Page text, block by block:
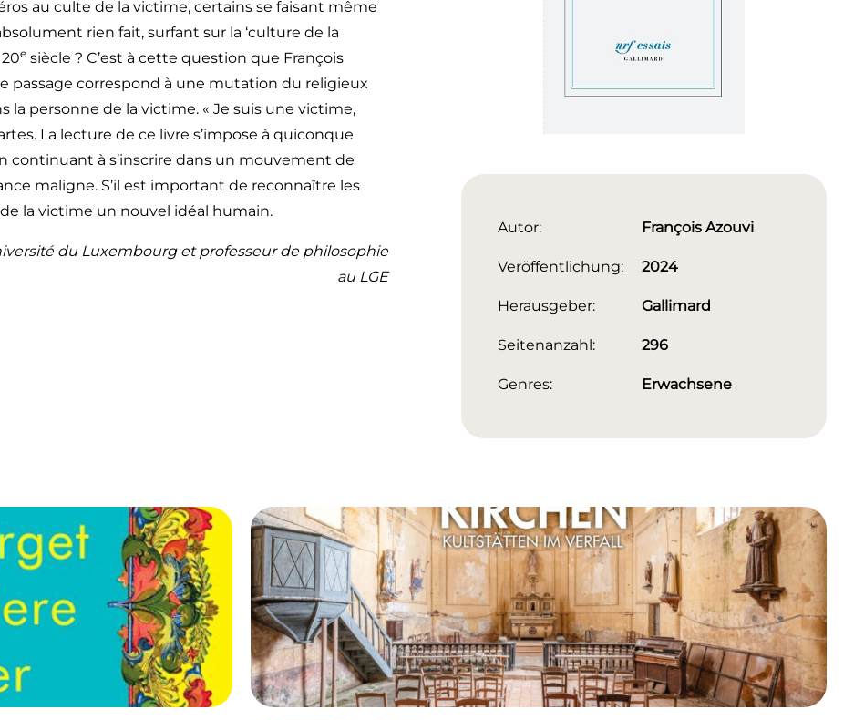
au culte de la victime, certains se faisant même
rien fait, surfant sur la ‘culture de la
e siècle ? C’est à cette question que François
correspond à une mutation du religieux
la personne de la victime. « Je suis une victime,
La lecture de ce livre s’impose à quiconque
à s’inscrire dans un mouvement de
maligne. S’il est important de reconnaître les
la victime un nouvel idéal humain.
du Luxembourg et professeur de philosophie
au LGE
Autor: François Azouvi
Veröffentlichung: 2024
Herausgeber: Gallimard
Seitenanzahl: 296
Genres: Erwachsene